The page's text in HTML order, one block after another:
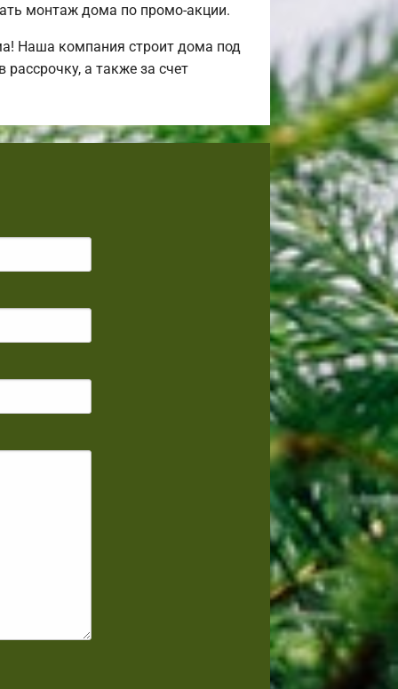
монтаж дома по промо-акции.
Наша компания строит дома под
а также за счет